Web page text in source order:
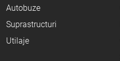
Autobuze
Suprastructuri
Utilaje